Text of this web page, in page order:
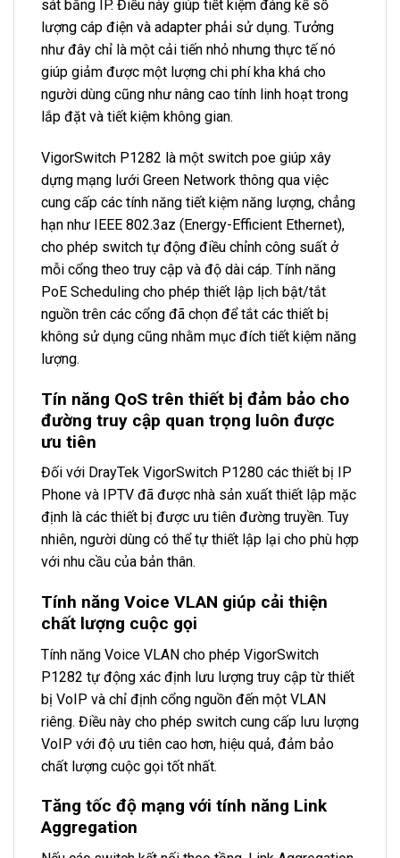
sát bằng IP. Điều này giúp tiết kiệm đáng kể số
lượng cáp điện và adapter phải sử dụng. Tưởng
như đây chỉ là một cải tiến nhỏ nhưng thực tế nó
giúp giảm được một lượng chi phí kha khá cho
người dùng cũng như nâng cao tính linh hoạt trong
lắp đặt và tiết kiệm không gian.
VigorSwitch P1282 là một switch poe giúp xây
dựng mạng lưới Green Network thông qua việc
cung cấp các tính năng tiết kiệm năng lượng, chẳng
hạn như IEEE 802.3az (Energy-Efficient Ethernet),
cho phép switch tự động điều chỉnh công suất ở
mỗi cổng theo truy cập và độ dài cáp. Tính năng
PoE Scheduling cho phép thiết lập lịch bật/tắt
nguồn trên các cổng đã chọn để tắt các thiết bị
không sử dụng cũng nhằm mục đích tiết kiệm năng
lượng.
Tín năng QoS trên thiết bị đảm bảo cho
đường truy cập quan trọng luôn được
ưu tiên
Đối với DrayTek VigorSwitch P1280 các thiết bị IP
Phone và IPTV đã được nhà sản xuất thiết lập mặc
định là các thiết bị được ưu tiên đường truyền. Tuy
nhiên, người dùng có thể tự thiết lập lại cho phù hợp
với nhu cầu của bản thân.
Tính năng Voice VLAN giúp cải thiện
chất lượng cuộc gọi
Tính năng Voice VLAN cho phép VigorSwitch
P1282 tự động xác định lưu lượng truy cập từ thiết
bị VoIP và chỉ định cổng nguồn đến một VLAN
riêng. Điều này cho phép switch cung cấp lưu lượng
VoIP với độ ưu tiên cao hơn, hiệu quả, đảm bảo
chất lượng cuộc gọi tốt nhất.
Tăng tốc độ mạng với tính năng Link
Aggregation